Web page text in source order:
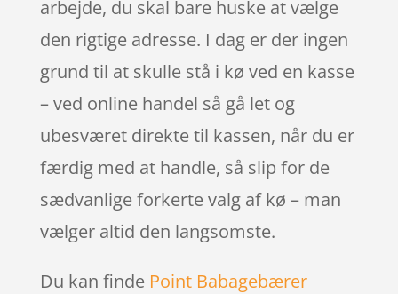
arbejde, du skal bare huske at vælge
den rigtige adresse. I dag er der ingen
grund til at skulle stå i kø ved en kasse
– ved online handel så gå let og
ubesværet direkte til kassen, når du er
færdig med at handle, så slip for de
sædvanlige forkerte valg af kø – man
vælger altid den langsomste.
Du kan finde Point Babagebærer